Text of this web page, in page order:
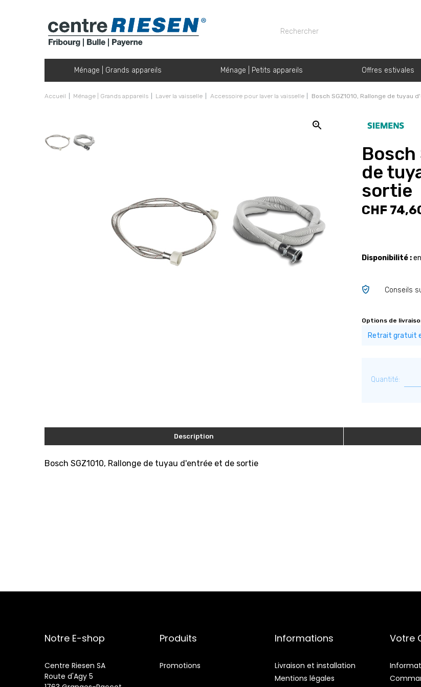
Ménage | Grands appareils Ménage | Petits appareils Offres estivales
Accueil Ménage | Grands appareils Laver la vaisselle Accessoire pour laver la vaisselle Bosch SGZ1010, Rallonge de tuyau
Bosch
de
sortie
CHF
Disponibilité :
Conseils
Options de
Quantité:
Description
Bosch SGZ1010, Rallonge de tuyau d'entrée et de sortie
Notre E-shop
Centre Riesen SA
Route d'Agy 5
Produits
Promotions
Informations
Livraison et installation
Mentions légales
Votre